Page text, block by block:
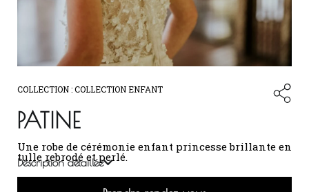
COLLECTION :COLLECTION ENFANT
PATINE
Une robe de cérémonie enfant princesse brillante en
tulle rebrodé et perlé.
Description détaillée